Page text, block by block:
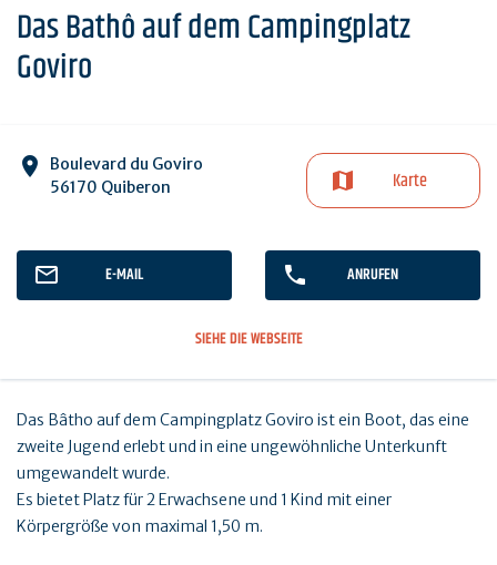
Das Bathô auf dem Campingplatz
Goviro
Boulevard du Goviro
56170 Quiberon
Karte
E-MAIL ANRUFEN
SIEHE DIE WEBSEITE
Das Bâtho auf dem Campingplatz Goviro ist ein Boot, das eine
zweite Jugend erlebt und in eine ungewöhnliche Unterkunft
umgewandelt wurde.
Es bietet Platz für 2 Erwachsene und 1 Kind mit einer
Körpergröße von maximal 1,50 m.